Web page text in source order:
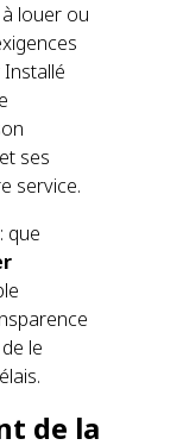
louer ou
ses
service.
: que
le
de la